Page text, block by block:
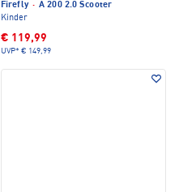
Firefly · A 200 2.0 Scooter
Kinder
€ 119,99
UVP* € 149,99